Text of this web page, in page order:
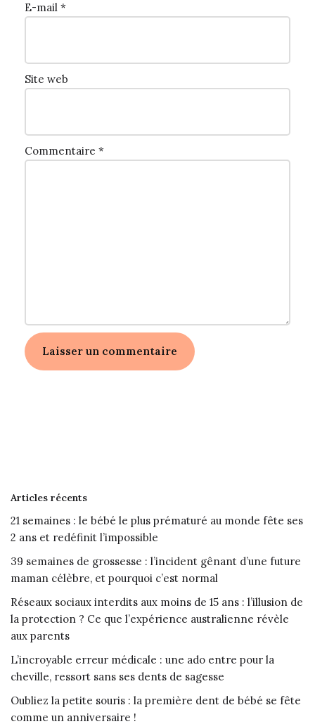
E-mail *
Site web
Commentaire *
Articles récents
21 semaines : le bébé le plus prématuré au monde fête ses
2 ans et redéfinit l’impossible
39 semaines de grossesse : l’incident gênant d’une future
maman célèbre, et pourquoi c’est normal
Réseaux sociaux interdits aux moins de 15 ans : l’illusion de
la protection ? Ce que l’expérience australienne révèle
aux parents
L’incroyable erreur médicale : une ado entre pour la
cheville, ressort sans ses dents de sagesse
Oubliez la petite souris : la première dent de bébé se fête
comme un anniversaire !